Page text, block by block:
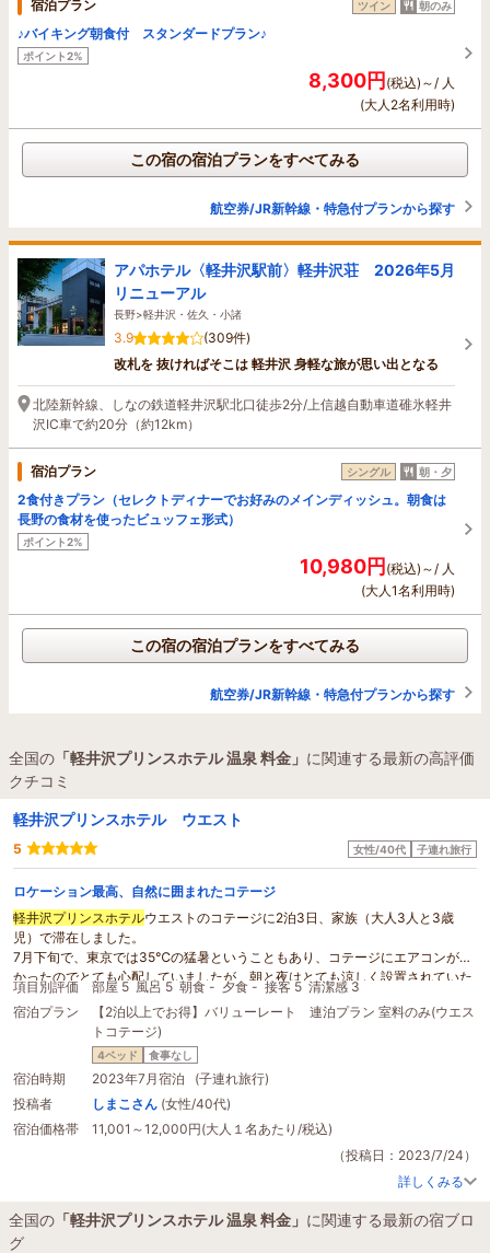
宿泊プラン ツイン 朝のみ
♪バイキング朝食付 スタンダードプラン♪
ポイント2%
8,300円(税込)～/ 人
(大人2名利用時)
この宿の宿泊プランをすべてみる
航空券/JR新幹線・特急付プランから探す
アパホテル〈軽井沢駅前〉軽井沢荘 2026年5月
リニューアル
長野>軽井沢・佐久・小諸
3.9
(309件)
改札を 抜ければそこは 軽井沢 身軽な旅が思い出となる
北陸新幹線、しなの鉄道軽井沢駅北口徒歩2分/上信越自動車道碓氷軽井
沢IC車で約20分（約12km）
宿泊プラン シングル 朝・夕
2食付きプラン（セレクトディナーでお好みのメインディッシュ。朝食は
長野の食材を使ったビュッフェ形式）
ポイント2%
10,980円(税込)～/ 人
(大人1名利用時)
この宿の宿泊プランをすべてみる
航空券/JR新幹線・特急付プランから探す
全国の 「軽井沢プリンスホテル 温泉 料金」 に関連する最新の高評価
クチコミ
軽井沢プリンスホテル ウエスト
5 女性/40代 子連れ旅行
ロケーション最高、自然に囲まれたコテージ
軽井沢プリンスホテルウエストのコテージに2泊3日、家族（大人3人と3歳
児）で滞在しました。
7月下旬で、東京では35℃の猛暑ということもあり、コテージにエアコンが無
かったのでとても心配していましたが、朝と夜はとても涼しく設置されていた
扇風機で充分でした。
コテージは辺り一面緑に囲まれ、とても癒されました。3歳の子供は、虫探し
をしたりお散歩したりと大喜びでした。
軽井沢駅からホテルのメインロビーまで、ロビーからコテージまで、全てホテ
ルの指定ルートを走るバスが15分間隔であり便利でした。ただ、ルートが少し
分かりづらく理解するのに時間がかかりました。もう少し分かりやすければと
思いました。
ホテルに併設されたショッピングモールや、旧軽井沢通りをゆっくり歩いた
料金）など、とてもゆっく
項目別評価 部屋 5 風呂 5 朝食 - 夕食 - 接客 5 清潔感 3
宿泊プラン
【2泊以上でお得】バリューレート 連泊プラン 室料のみ(ウエス
トコテージ)
4ベッド 食事なし
宿泊時期
2023年7月宿泊 (子連れ旅行)
投稿者
しまこさん (女性/40代)
宿泊価格帯
11,001～12,000円(大人１名あたり/税込)
（投稿日：2023/7/24）
詳しくみる
全国の 「軽井沢プリンスホテル 温泉 料金」 に関連する最新の宿ブロ
グ